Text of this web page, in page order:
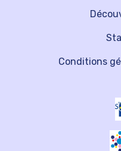
Conditions